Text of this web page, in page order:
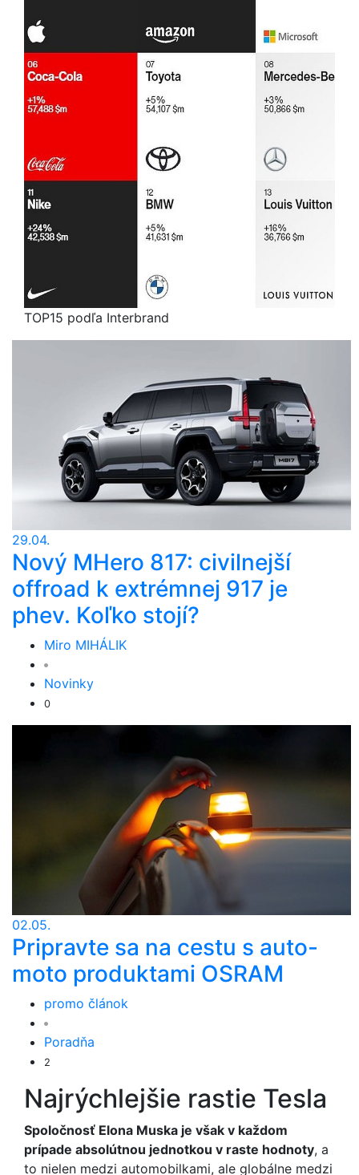
TOP15 podľa Interbrand
29.04.
Nový MHero 817: civilnejší
offroad k extrémnej 917 je
phev. Koľko stojí?
Miro MIHÁLIK
Novinky
0
02.05.
Pripravte sa na cestu s auto-
moto produktami OSRAM
promo článok
Poradňa
2
Najrýchlejšie rastie Tesla
Spoločnosť Elona Muska je však v každom
prípade absolútnou jednotkou v raste hodnoty, a
to nielen medzi automobilkami, ale globálne medzi